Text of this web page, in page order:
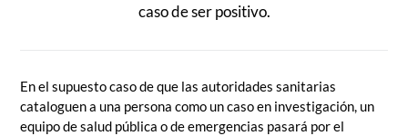
caso de ser positivo.
En el supuesto caso de que las autoridades sanitarias
cataloguen a una persona como un caso en investigación, un
equipo de salud pública o de emergencias pasará por el